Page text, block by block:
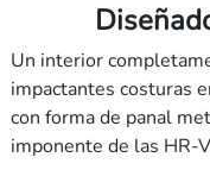
Un interior
impactantes costuras
con forma de panal
imponente de las HR-